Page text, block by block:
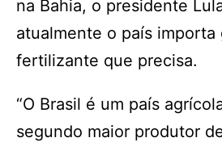
na Bahia, o presidente
atualmente o país
fertilizante que precisa.
“O Brasil é um país
segundo maior produtor